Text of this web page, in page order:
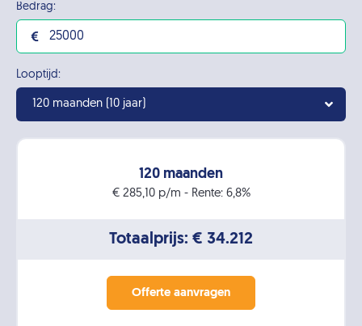
Bedrag:
Looptijd:
120 maanden (10 jaar)
120 maanden
€ 285,10 p/m - Rente: 6,8%
Totaalprijs: € 34.212